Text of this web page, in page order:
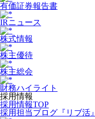
有価証券報告書
IRニュース
株式情報
株主優待
株主総会
財務ハイライト
採用情報
採用情報TOP
採用担当ブログ『リブ活』